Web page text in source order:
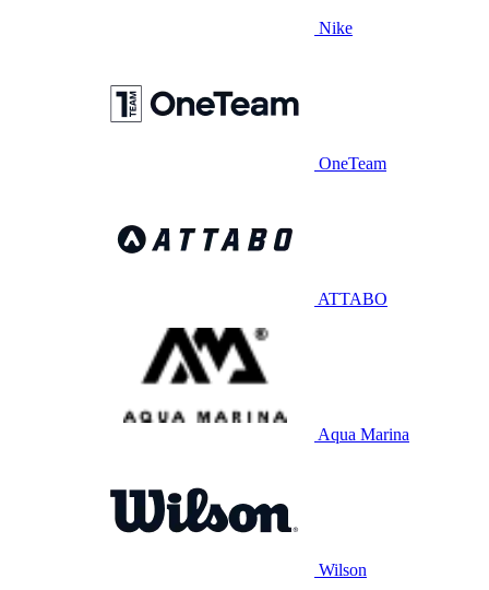
Nike
OneTeam
ATTABO
Aqua Marina
Wilson